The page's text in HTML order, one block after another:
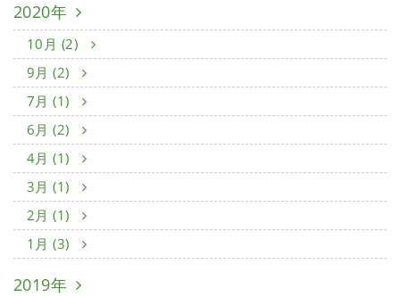
2020年
10月 (2)
9月 (2)
7月 (1)
6月 (2)
4月 (1)
3月 (1)
2月 (1)
1月 (3)
2019年